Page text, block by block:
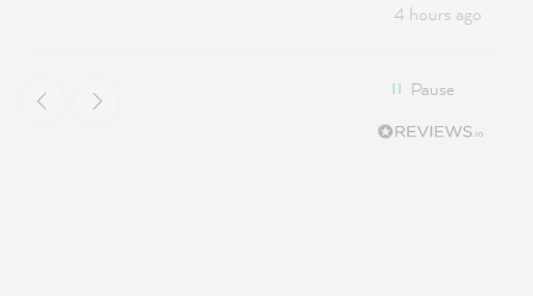
4 hours ago
Pause